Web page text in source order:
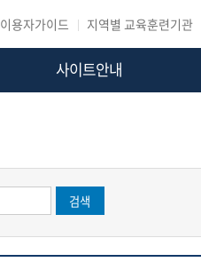
이용자가이드 지역별 교육훈련기관
사이트안내
검색